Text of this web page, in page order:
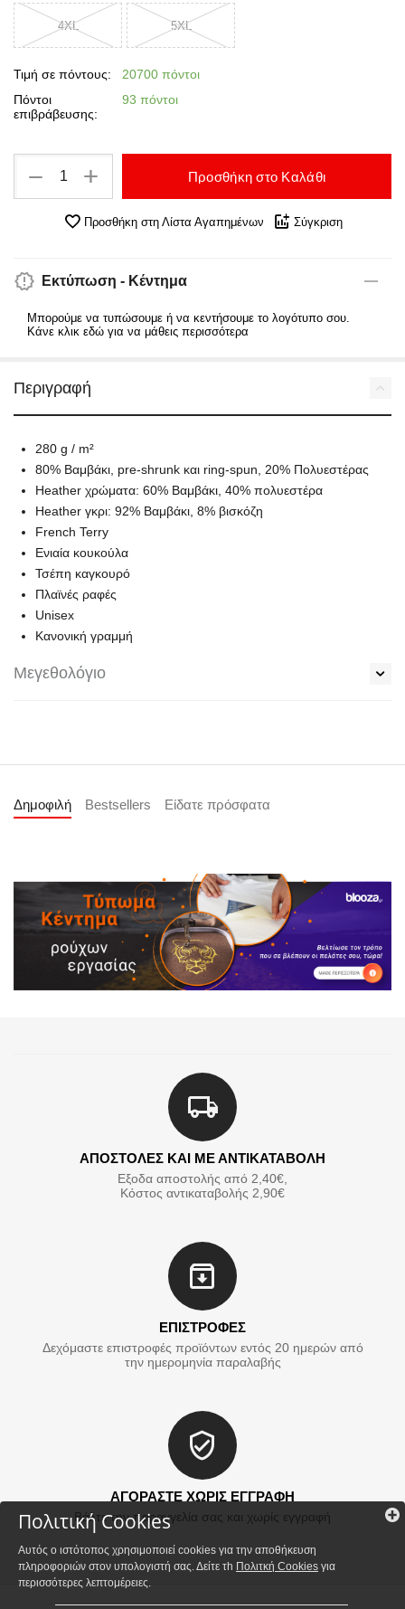
4XL 5XL
Τιμή σε πόντους:
20700 πόντοι
Πόντοι
επιβράβευσης:
93 πόντοι
+
− Προσθήκη στο Καλάθι
Προσθήκη στη Λίστα Αγαπημένων Σύγκριση
Εκτύπωση - Κέντημα
Μπορούμε να τυπώσουμε ή να κεντήσουμε το λογότυπο σου.
Κάνε κλικ εδώ για να μάθεις περισσότερα
Περιγραφή
280 g / m²
80% Βαμβάκι, pre-shrunk και ring-spun, 20% Πολυεστέρας
Heather χρώματα: 60% Βαμβάκι, 40% πολυεστέρα
Heather γκρι: 92% Βαμβάκι, 8% βισκόζη
French Terry
Ενιαία κουκούλα
Τσέπη καγκουρό
Πλαϊνές ραφές
Unisex
Κανονική γραμμή
Μεγεθολόγιο
Δημοφιλή Bestsellers Είδατε πρόσφατα
ΑΠΟΣΤΟΛΕΣ ΚΑΙ ΜΕ ΑΝΤΙΚΑΤΑΒΟΛΗ
Εξοδα αποστολής από 2,40€,
Κόστος αντικαταβολής 2,90€
ΕΠΙΣΤΡΟΦΕΣ
Δεχόμαστε επιστροφές προϊόντων εντός 20 ημερών από
την ημερομηνία παραλαβής
ΑΓΟΡΑΣΤΕ ΧΩΡΙΣ ΕΓΓΡΑΦΗ
Βάλτε την παραγγελία σας και χωρίς εγγραφή
Πολιτική Cookies
Αυτός ο ιστότοπος χρησιμοποιεί cookies για την αποθήκευση
πληροφοριών στον υπολογιστή σας. Δείτε τh Πολιτκή Cookies για
περισσότερες λεπτομέρειες.